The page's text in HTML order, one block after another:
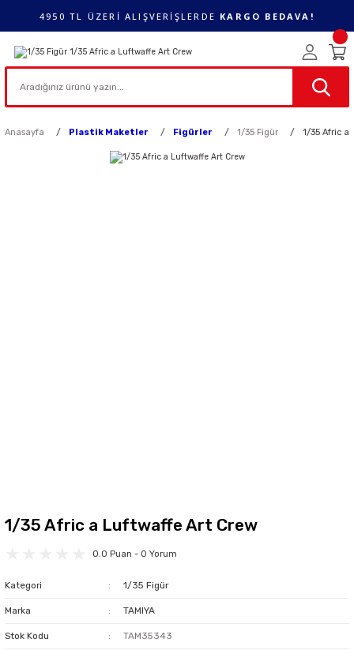
4950 TL ÜZERİ ALIŞVERİŞLERDE KARGO BEDAVA!
Anasayfa Plastik Maketler Figürler 1/35 Figür 1/35 Afric a
1/35 Afric a Luftwaffe Art Crew
0.0 Puan - 0 Yorum
Kategori 1/35 Figür
Marka TAMIYA
Stok Kodu TAM35343